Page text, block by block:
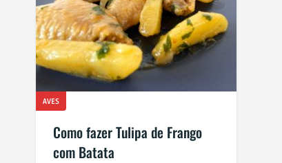
AVES
Como fazer Tulipa de Frango
com Batata